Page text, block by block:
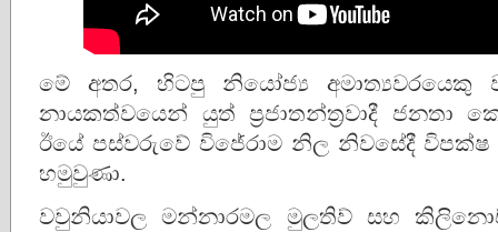
මේ අතර, හිටපු නියෝජ්‍ය අමාත්‍යවරයෙකු
නායකත්වයෙන් යුත් ප්‍රජාතන්ත්‍රවාදී ජනතා
ඊයේ පස්වරුවේ විජේරාම නිල නිවසේදී
හමුවුණා.
වවුනියාවල මන්නාරමල මුලතිව් සහ